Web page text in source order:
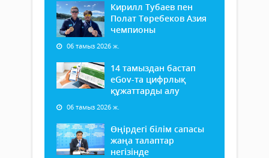
Кирилл Тубаев пен
Полат Төребеков Азия
чемпионы
06 тамыз 2026 ж.
14 тамыздан бастап
еGov-та цифрлық
құжаттарды алу
06 тамыз 2026 ж.
Өңірдегі білім сапасы
жаңа талаптар
негізінде